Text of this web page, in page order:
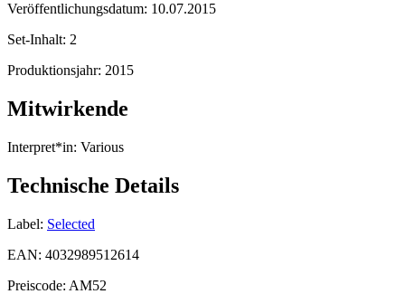
Veröffentlichungsdatum: 10.07.2015
Set-Inhalt: 2
Produktionsjahr: 2015
Mitwirkende
Interpret*in: Various
Technische Details
Label: Selected
EAN: 4032989512614
Preiscode: AM52